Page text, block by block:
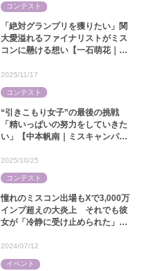
「絶対グランプリを獲りたい」関
大愛溢れるファイナリストがミス
コンに懸ける想い【一石萌花｜ミ
コンテスト
“引きこもり女子”の最後の挑戦
「精いっぱいの努力をしていきた
い」【中本帆南｜ミスキャンパス
2025/11/17
コンテスト
憧れのミスコン出場もXで3,000万
インプ超えの大炎上 それでも彼
女が「冷静に受け止められた」ワ
2025】
2025/10/25
コンテスト
2024/07/12
イベント